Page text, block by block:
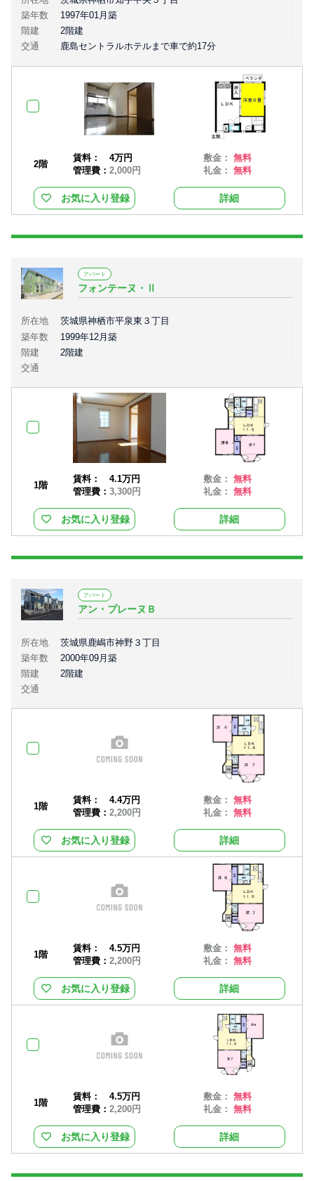
築年数
1997年01月築
階建
2階建
交通
鹿島セントラルホテルまで車で約17分
2階
賃料：
4万円
管理費： 2,000円
敷金：無料
礼金：無料
お気に入り登録 詳細
アパート
フォンテーヌ・Ⅱ
所在地
茨城県神栖市平泉東３丁目
築年数
1999年12月築
階建
2階建
交通
1階
賃料：
4.1万円
管理費： 3,300円
敷金：無料
礼金：無料
お気に入り登録 詳細
アパート
アン・プレーヌＢ
所在地
茨城県鹿嶋市神野３丁目
築年数
2000年09月築
階建
2階建
交通
1階
賃料：
4.4万円
管理費： 2,200円
敷金：無料
礼金：無料
お気に入り登録 詳細
1階
賃料：
4.5万円
管理費： 2,200円
敷金：無料
礼金：無料
お気に入り登録 詳細
1階
賃料：
4.5万円
管理費： 2,200円
敷金：無料
礼金：無料
お気に入り登録 詳細